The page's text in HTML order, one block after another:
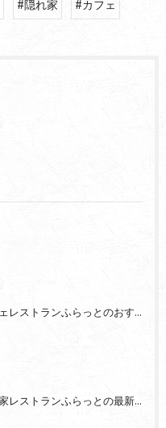
#隠れ家 #カフェ
岡山市北区カフェレストランふらっとのおすすめ
岡山市北区隠れ家レストランふらっとの最新情報